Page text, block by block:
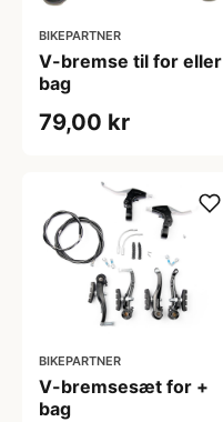
BIKEPARTNER
V-bremse til for eller
bag
79,00 kr
BIKEPARTNER
V-bremsesæt for +
bag